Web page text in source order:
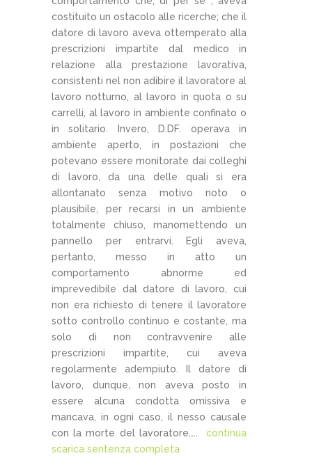
costituito un ostacolo alle ricerche; che il
datore di lavoro aveva ottemperato alla
prescrizioni impartite dal medico in
relazione alla prestazione lavorativa,
consistenti nel non adibire il lavoratore al
lavoro notturno, al lavoro in quota o su
carrelli, al lavoro in ambiente confinato o
in solitario. Invero, D.DF. operava in
ambiente aperto, in postazioni che
potevano essere monitorate dai colleghi
di lavoro, da una delle quali si era
allontanato senza motivo noto o
plausibile, per recarsi in un ambiente
totalmente chiuso, manomettendo un
pannello per entrarvi. Egli aveva,
pertanto, messo in atto un
comportamento abnorme ed
imprevedibile dal datore di lavoro, cui
non era richiesto di tenere il lavoratore
sotto controllo continuo e costante, ma
solo di non contravvenire alle
prescrizioni impartite, cui aveva
regolarmente adempiuto. Il datore di
lavoro, dunque, non aveva posto in
essere alcuna condotta omissiva e
mancava, in ogni caso, il nesso causale
con la morte del lavoratore…..
continua
scarica sentenza completa